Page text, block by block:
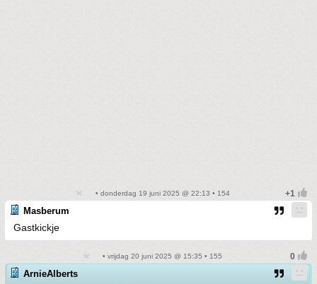
• donderdag 19 juni 2025 @ 22:13 • 154
Masberum
Gastkickje
• vrijdag 20 juni 2025 @ 15:35 • 155
ArnieAlberts